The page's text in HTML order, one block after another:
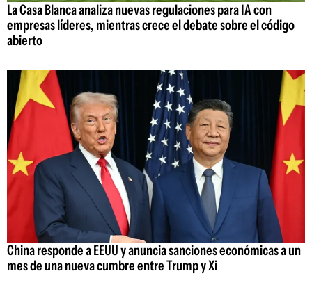
La Casa Blanca analiza nuevas regulaciones para IA con
empresas líderes, mientras crece el debate sobre el código
abierto
China responde a EEUU y anuncia sanciones económicas a un
mes de una nueva cumbre entre Trump y Xi